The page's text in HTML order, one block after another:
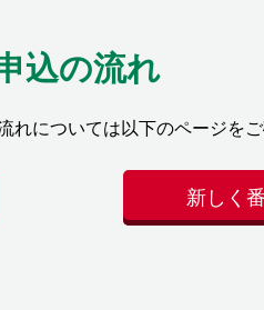
込の流れ
れについては以下のページをご
新しく